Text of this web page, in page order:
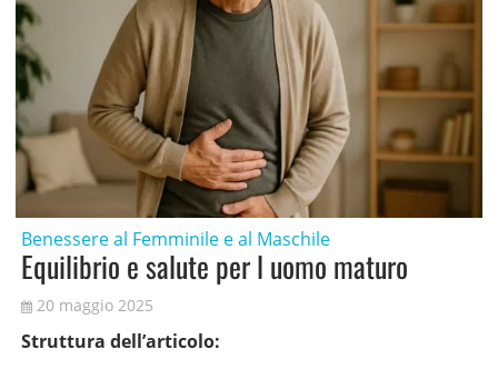
Benessere al Femminile e al Maschile
Equilibrio e salute per l uomo maturo
20 maggio 2025
Struttura dell’articolo: